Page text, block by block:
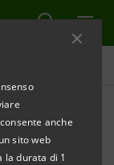
anche
sito web
la durata di 1
INAUGURATA
TERNI